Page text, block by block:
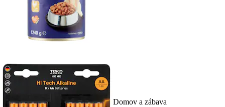
Domov a zábava